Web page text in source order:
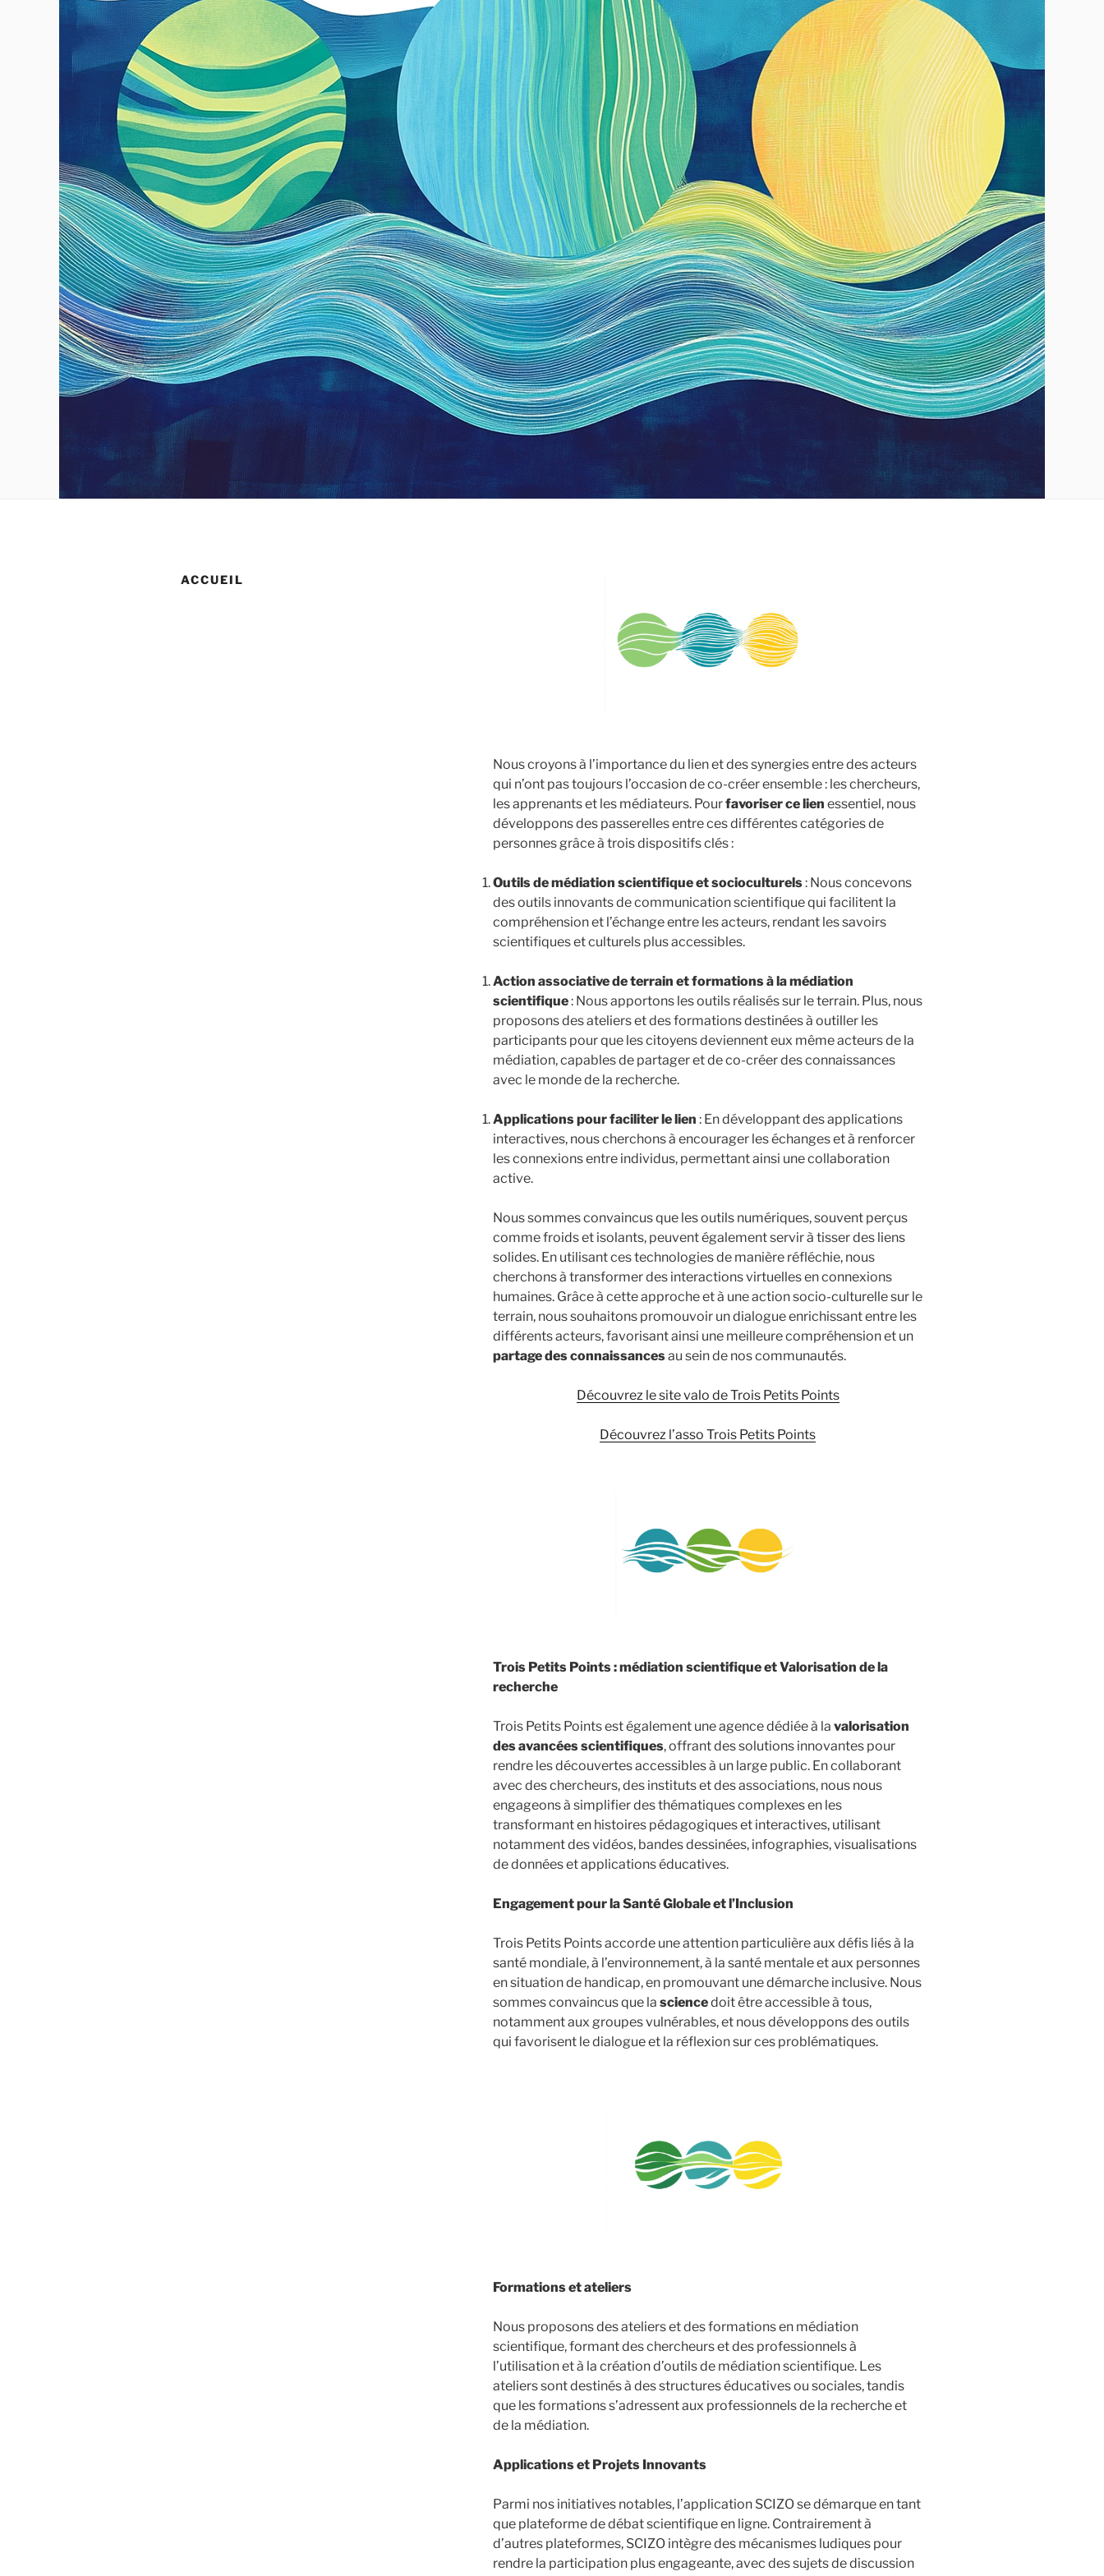
ACCUEIL
Nous croyons à l’importance du lien et des synergies entre des acteurs
qui n’ont pas toujours l’occasion de co-créer ensemble : les chercheurs,
les apprenants et les médiateurs. Pourfavoriser ce lien essentiel, nous
développons des passerelles entre ces différentes catégories de
personnes grâce à trois dispositifs clés :
Outils de médiation scientifique et socioculturels: Nous concevons
des outils innovants de communication scientifique qui facilitent la
compréhension et l’échange entre les acteurs, rendant les savoirs
scientifiques et culturels plus accessibles.
Action associative de terrain et formations à la médiation
scientifique: Nous apportons les outils réalisés sur le terrain. Plus, nous
proposons des ateliers et des formations destinées à outiller les
participants pour que les citoyens deviennent eux même acteurs de la
médiation, capables de partager et de co-créer des connaissances
avec le monde de la recherche.
Applications pour faciliter le lien : En développant des applications
interactives, nous cherchons à encourager les échanges et à renforcer
les connexions entre individus, permettant ainsi une collaboration
active.
Nous sommes convaincus que les outils numériques, souvent perçus
comme froids et isolants, peuvent également servir à tisser des liens
solides. En utilisant ces technologies de manière réfléchie, nous
cherchons à transformer des interactions virtuelles en connexions
humaines. Grâce à cette approche et à une action socio-culturelle sur le
terrain, nous souhaitons promouvoir un dialogue enrichissant entre les
différents acteurs, favorisant ainsi une meilleure compréhension et un
partage des connaissancesau sein de nos communautés.
Découvrez le site valo de Trois Petits Points
Découvrez l’asso Trois Petits Points
Trois Petits Points : médiation scientifique et Valorisation de la
recherche
Trois Petits Points est également une agence dédiée à la valorisation
des avancées scientifiques, offrant des solutions innovantes pour
rendre les découvertes accessibles à un large public. En collaborant
avec des chercheurs, des instituts et des associations, nous nous
engageons à simplifier des thématiques complexes en les
transformant en histoires pédagogiques et interactives, utilisant
notamment des vidéos, bandes dessinées, infographies, visualisations
de données et applications éducatives.
Engagement pour la Santé Globale et l’Inclusion
Trois Petits Points accorde une attention particulière aux défis liés à la
santé mondiale, à l’environnement, à la santé mentale et aux personnes
en situation de handicap, en promouvant une démarche inclusive. Nous
sommes convaincus que la sciencedoit être accessible à tous,
notamment aux groupes vulnérables, et nous développons des outils
qui favorisent le dialogue et la réflexion sur ces problématiques.
Formations et ateliers
Nous proposons des ateliers et des formations en médiation
scientifique, formant des chercheurs et des professionnels à
l’utilisation et à la création d’outils de médiation scientifique. Les
ateliers sont destinés à des structures éducatives ou sociales, tandis
que les formations s’adressent aux professionnels de la recherche et
de la médiation.
Applications et Projets Innovants
Parmi nos initiatives notables, l’application SCIZO se démarque en tant
que plateforme de débat scientifique en ligne. Contrairement à
d’autres plateformes, SCIZO intègre des mécanismes ludiques pour
rendre la participation plus engageante, avec des sujets de discussion